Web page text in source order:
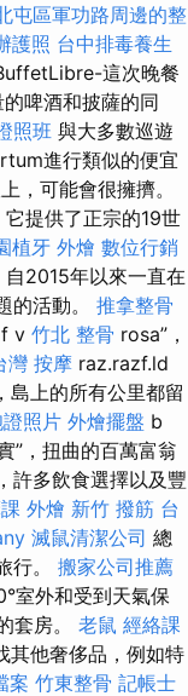
屯區軍功路周邊的整
護照 台中排毒養生
這次晚餐
啤酒和披薩的同
照班 與大多數巡遊
進行類似的便宜
，可能會很擁擠。
提供了正宗的19世
植牙 外燴 數位行銷
2015年以來一直在
的活動。 推拿整骨
f v 竹北 整骨 rosa”，
灣 按摩 raz.razf.ld
島上的所有公里都留
照片 外燴擺盤 b
”，扭曲的百萬富翁
許多飲食選擇以及豐
外燴 新竹 撥筋 台
滅鼠清潔公司 總
行。 搬家公司推薦
室外和受到天氣保
套房。 老鼠 經絡課
其他奢侈品，例如特
案 竹東整骨 記帳士